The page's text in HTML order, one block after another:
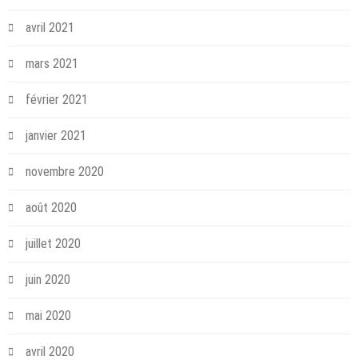
avril 2021
mars 2021
février 2021
janvier 2021
novembre 2020
août 2020
juillet 2020
juin 2020
mai 2020
avril 2020